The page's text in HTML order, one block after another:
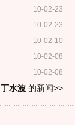
10-02-23
10-02-23
10-02-10
10-02-08
10-02-08
水波的新闻>>